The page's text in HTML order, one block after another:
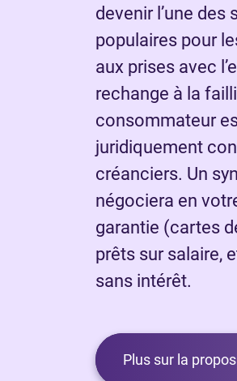
devenir l’une des
populaires pour
aux prises avec
rechange à la
consommateur
juridiquement
créanciers. Un
négociera en
garantie (cartes
prêts sur salaire,
sans intérêt.
Plus sur la